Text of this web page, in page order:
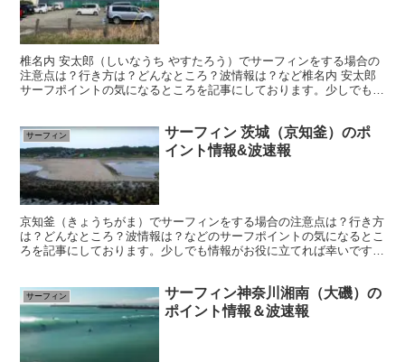
椎名内 安太郎（しいなうち やすたろう）でサーフィンをする場合の
注意点は？行き方は？どんなところ？波情報は？など椎名内 安太郎
サーフポイントの気になるところを記事にしております。少しでも情
サーフィン
サーフィン 茨城（京知釜）のポ
イント情報&波速報
京知釜（きょうちがま）でサーフィンをする場合の注意点は？行き方
は？どんなところ？波情報は？などのサーフポイントの気になるとこ
ろを記事にしております。少しでも情報がお役に立てれば幸いです
サーフィン
サーフィン神奈川湘南（大磯）の
ポイント情報＆波速報